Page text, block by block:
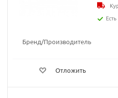
Бренд/Производитель
Отложить